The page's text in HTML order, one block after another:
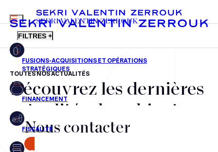
FR EN
MENU
SEKRI VALENTIN ZERROUK
FILTRES +
Fusions-acquisitions et opérations stratégiques
Financement
Fiscalité
TOUTES NOS ACTUALITÉS
Découvrez les dernières
actualités du cabinet,
nos récompenses et nos
Nous contacter